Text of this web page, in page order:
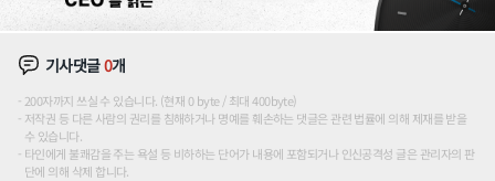
기사댓글0개
200자까지 쓰실 수 있습니다. (현재 0 byte / 최대 400byte)
저작권 등 다른 사람의 권리를 침해하거나 명예를 훼손하는 댓글은 관련 법률에 의해 제재를 받을
수 있습니다.
타인에게 불쾌감을 주는 욕설 등 비하하는 단어가 내용에 포함되거나 인신공격성 글은 관리자의 판
단에 의해 삭제 합니다.